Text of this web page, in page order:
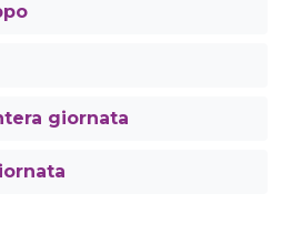
giornata